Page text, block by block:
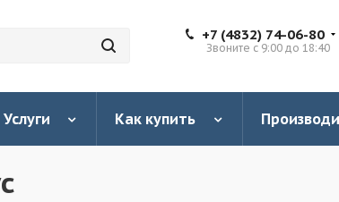
+7 (4832) 74-06-80
Звоните с 9:00 до 18:40
Услуги Как купить